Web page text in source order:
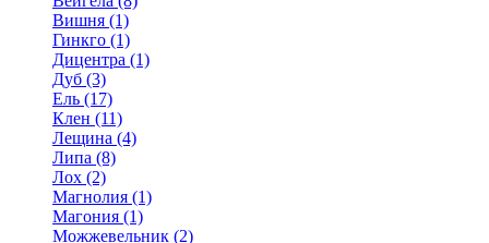
Вишня (1)
Гинкго (1)
Дицентра (1)
Дуб (3)
Ель (17)
Клен (11)
Лещина (4)
Липа (8)
Лох (2)
Магнолия (1)
Магония (1)
Можжевельник (2)